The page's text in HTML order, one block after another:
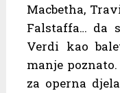
Macbetha,
Falstaffa… da
Verdi kao
manje
za operna